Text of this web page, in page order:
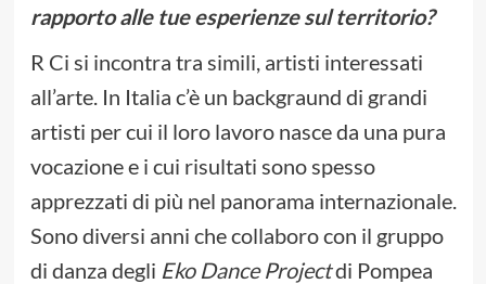
rapporto alle tue esperienze sul territorio?
R Ci si incontra tra simili, artisti interessati
all’arte. In Italia c’è un backgraund di grandi
artisti per cui il loro lavoro nasce da una pura
vocazione e i cui risultati sono spesso
apprezzati di più nel panorama internazionale.
Sono diversi anni che collaboro con il gruppo
di danza degli Eko Dance Projectdi Pompea